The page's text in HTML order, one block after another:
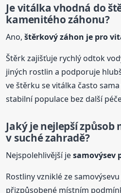
Je vitálka vhodná do
kamenitého záhonu?
Ano,štěrkový záhon je pro
Štěrk zajišťuje rychlý odtok
jiných rostlin a podporuje
ve štěrku se vitálka často
stabilní populace bez další
Jaký je nejlepší
v suché zahradě?
Nejspolehlivější jesamovýsev
Rostliny vzniklé ze
přizpůsobené místním